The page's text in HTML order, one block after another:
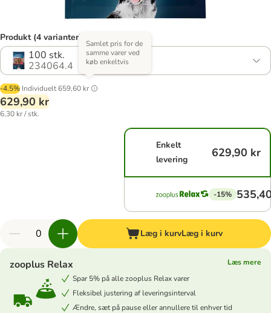
Produkt (4 varianter)
100 stk.
234064.4
-4.5% Individuelt659,60 kr
Samlet pris for de
samme varer ved
køb enkeltvis
629,90 kr
6,30 kr / stk.
Enkelt
levering
629,90 kr
-15%
Læg i kurvLæg i kurv
zooplus Relax
Læs mere
Spar 5% på alle zooplus Relax varer
Fleksibel justering af leveringsinterval
Ændre, sæt på pause eller annullere til enhver tid